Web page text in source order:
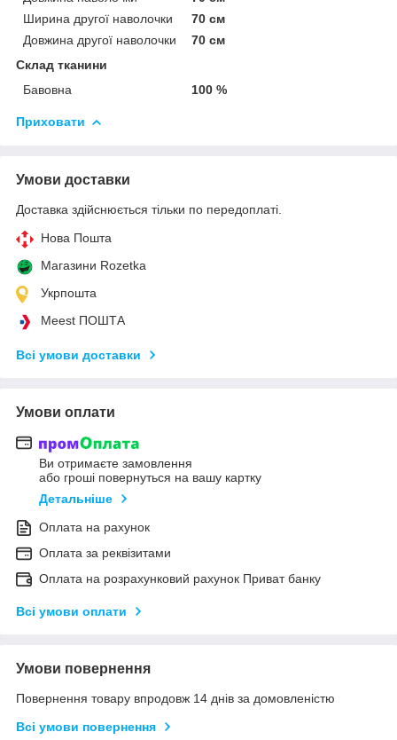
Ширина другої наволочки
70 см
Довжина другої наволочки
70 см
Склад тканини
Бавовна
100 %
Приховати
Умови доставки
Доставка здійснюється тільки по передоплаті.
Нова Пошта
Магазини Rozetka
Укрпошта
Meest ПОШТА
Всі умови доставки
Умови оплати
Ви отримаєте замовлення
або гроші повернуться на вашу картку
Детальніше
Оплата на рахунок
Оплата за реквізитами
Оплата на розрахунковий рахунок Приват банку
Всі умови оплати
Умови повернення
Повернення товару впродовж 14 днів за домовленістю
Всі умови повернення